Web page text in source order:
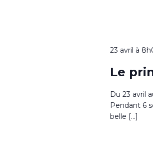
23 avril à
Le
Du 23 avril
Pendant 6
belle […]